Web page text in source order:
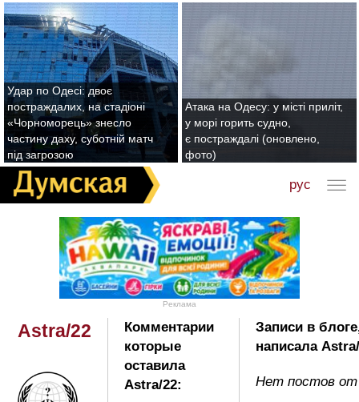
Удар по Одесі: двоє
постраждалих, на стадіоні
«Чорноморець» знесло
частину даху, суботній матч
під загрозою
Атака на Одесу: у місті приліт,
у морі горить судно,
є постраждалі (оновлено,
фото)
рус
Реклама
Astra/22
Комментарии
которые
оставила
Astra/22:
Записи в
написала
Нет постов от